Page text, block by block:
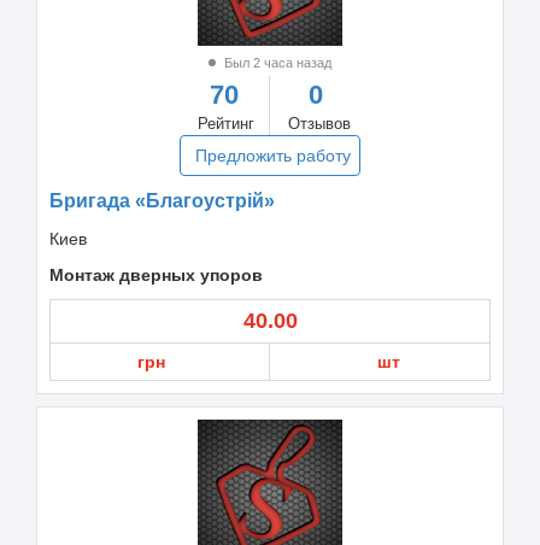
Был 2 часа назад
70
Рейтинг
0
Отзывов
Предложить работу
Бригада «Благоустрій»
Киев
Монтаж дверных упоров
40.00
грн шт